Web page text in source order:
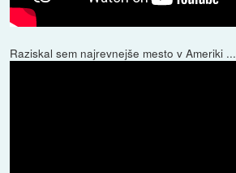
Raziskal sem najrevnejše mesto v Ameriki ...